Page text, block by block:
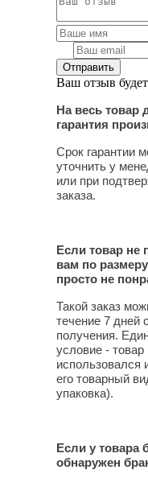
Ваш отзыв
На весь товар
гарантия
Срок гарантии
уточнить у
или при
заказа.
Если товар не
вам по
просто не
Такой заказ
течение 7 дней
получения.
условие - товар
использовался
его товарный
упаковка).
Если у товара
обнаружен